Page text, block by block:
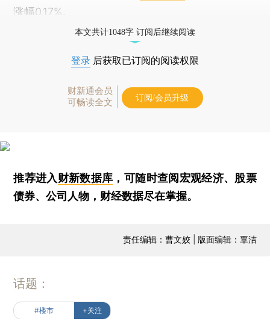
涨幅0.17%。
本文共计1048字 订阅后继续阅读
登录 后获取已订阅的阅读权限
财新通会员
可畅读全文
订阅/会员升级
推荐进入财新数据库 ，可随时查阅宏观经济、股票
债券、公司人物，财经数据尽在掌握。
责任编辑：曹文姣 | 版面编辑：覃洁
话题：
#楼市 +关注